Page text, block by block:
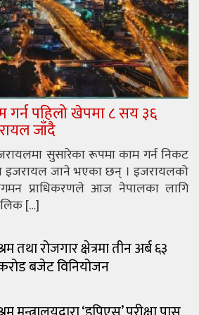
पहिलो खेपमा ८ सय ३६
जाँदै
सुसारेका रूपमा काम गर्न निकट
इजरायल जाने भएका छन् । इजरायलको
प्राधिकरणले आज नेपालका लागि
[…]
तथा रोजगार क्षेत्रमा तीन अर्ब ६३
बजेट विनियोजन